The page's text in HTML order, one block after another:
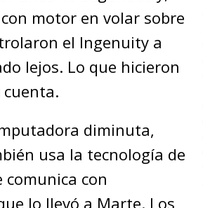
motor en volar sobre
el Ingenuity a
lejos. Lo que hicieron
diminuta,
usa la tecnología de
comunica con
lo llevó a Marte. Los